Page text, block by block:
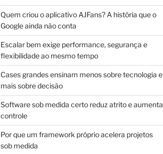
Quem criou o aplicativo AJFans? A história que o
Google ainda não conta
Escalar bem exige performance, segurança e
flexibilidade ao mesmo tempo
Cases grandes ensinam menos sobre tecnologia e
mais sobre decisão
Software sob medida certo reduz atrito e aumenta
controle
Por que um framework próprio acelera projetos
sob medida